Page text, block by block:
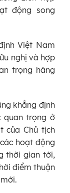
động song
Việt Nam
nghị và hợp
trọng hàng
khẳng định
quan trọng ở
của Chủ tịch
hoạt động
thời gian tới,
điểm thuận